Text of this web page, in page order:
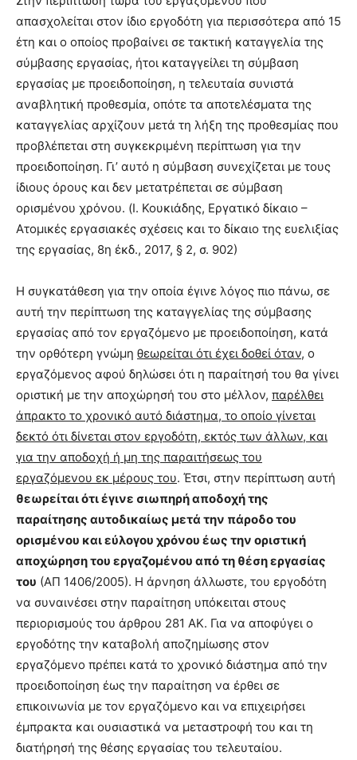
απασχολείται στον ίδιο εργοδότη για περισσότερα από 15
έτη και ο οποίος προβαίνει σε τακτική καταγγελία της
σύμβασης εργασίας, ήτοι καταγγείλει τη σύμβαση
εργασίας με προειδοποίηση, η τελευταία συνιστά
αναβλητική προθεσμία, οπότε τα αποτελέσματα της
καταγγελίας αρχίζουν μετά τη λήξη της προθεσμίας που
προβλέπεται στη συγκεκριμένη περίπτωση για την
προειδοποίηση. Γι’ αυτό η σύμβαση συνεχίζεται με τους
ίδιους όρους και δεν μετατρέπεται σε σύμβαση
ορισμένου χρόνου. (Ι. Κουκιάδης, Εργατικό δίκαιο –
Ατομικές εργασιακές σχέσεις και το δίκαιο της ευελιξίας
της εργασίας, 8η έκδ., 2017, § 2, σ. 902)
Η συγκατάθεση για την οποία έγινε λόγος πιο πάνω, σε
αυτή την περίπτωση της καταγγελίας της σύμβασης
εργασίας από τον εργαζόμενο με προειδοποίηση, κατά
την ορθότερη γνώμη θεωρείται ότι έχει δοθεί όταν, ο
εργαζόμενος αφού δηλώσει ότι η παραίτησή του θα γίνει
οριστική με την αποχώρησή του στο μέλλον, παρέλθει
άπρακτο το χρονικό αυτό διάστημα, το οποίο γίνεται
δεκτό ότι δίνεται στον εργοδότη, εκτός των άλλων, και
για την αποδοχή ή μη της παραιτήσεως του
εργαζόμενου εκ μέρους του. Έτσι, στην περίπτωση αυτή
θεωρείται ότι έγινε σιωπηρή αποδοχή της
παραίτησης αυτοδικαίως μετά την πάροδο του
ορισμένου και εύλογου χρόνου έως την οριστική
αποχώρηση του εργαζομένου από τη θέση εργασίας
του (ΑΠ 1406/2005). Η άρνηση άλλωστε, του εργοδότη
να συναινέσει στην παραίτηση υπόκειται στους
περιορισμούς του άρθρου 281 ΑΚ. Για να αποφύγει ο
εργοδότης την καταβολή αποζημίωσης στον
εργαζόμενο πρέπει κατά το χρονικό διάστημα από την
προειδοποίηση έως την παραίτηση να έρθει σε
επικοινωνία με τον εργαζόμενο και να επιχειρήσει
έμπρακτα και ουσιαστικά να μεταστροφή του και τη
διατήρησή της θέσης εργασίας του τελευταίου.